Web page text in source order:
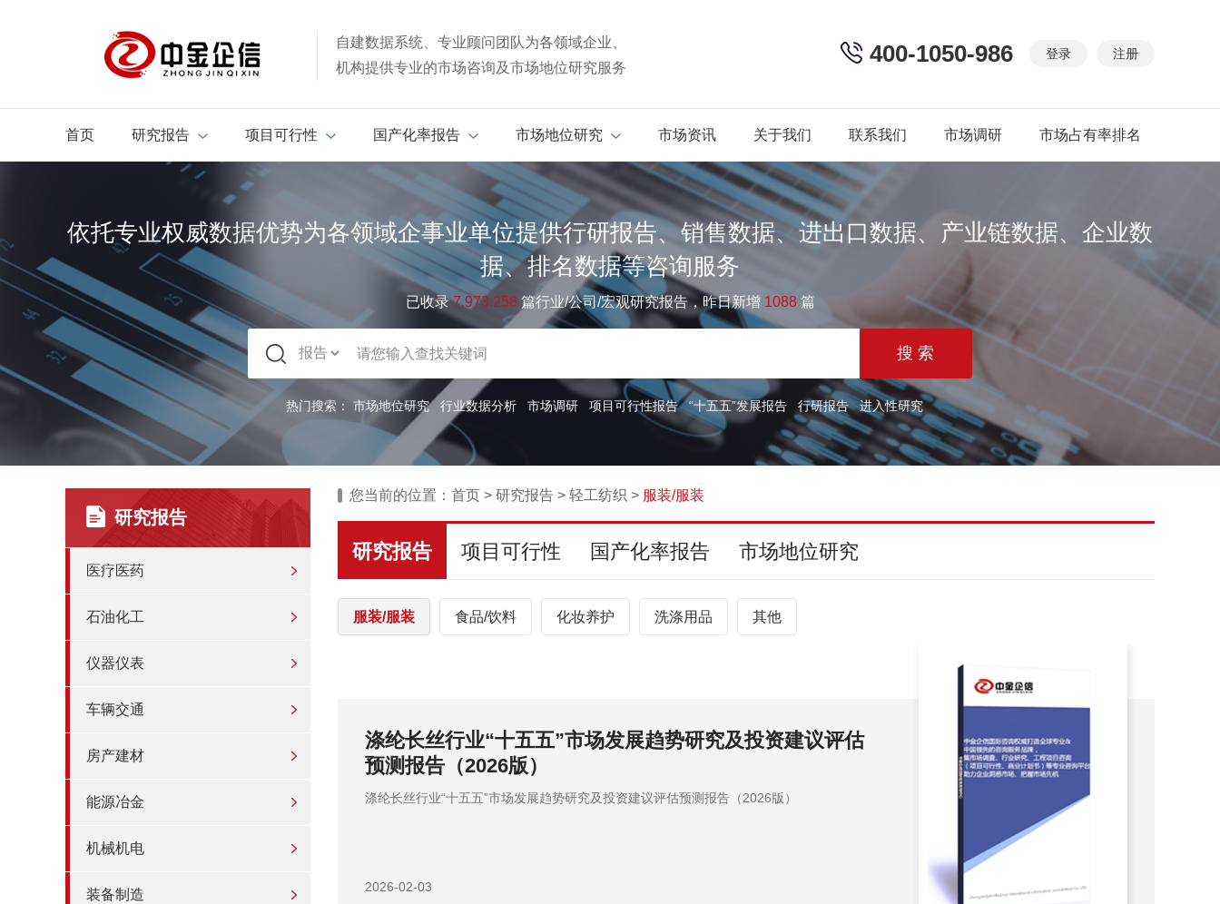
自建数据系统、专业顾问团队为各领域企业、
机构提供专业的市场咨询及市场地位研究服务
登录 注册
400-1050-986
首页 研究报告 项目可行性 国产化率报告 市场地位研究 市场资讯 关于我们 联系我们 市场调研 市场占有率排名
依托专业权威数据优势为各领域企事业单位提供行研报告、销售数据、进出口数据、产业链数据、企业数
据、排名数据等咨询服务
已收录7.973.258 篇行业/公司/宏观研究报告，昨日新增 1088 篇
热门搜索： 市场地位研究 行业数据分析 市场调研 项目可行性报告 “十五五”发展报告 行研报告 进入性研究
研究报告
医疗医药
石油化工
仪器仪表
车辆交通
房产建材
能源冶金
机械机电
装备制造
您当前的位置： 首页 > 研究报告 > 轻工纺织 > 服装/服装
研究报告 项目可行性 国产化率报告 市场地位研究
服装/服装 食品/饮料 化妆养护 洗涤用品 其他
动漫服装市场应用前景及“十五五”投资战略可行性评估预
测报告（2026版）
动漫服装市场应用前景及“十五五”投资战略可行性评估预测报告（2026版）
2026-01-12